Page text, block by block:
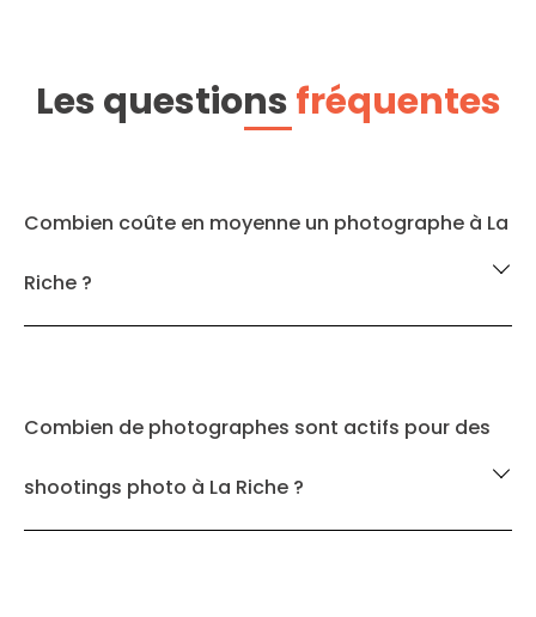
Les questionsfréquentes
Combien coûte en moyenne un photographe à La
Riche ?
Combien de photographes sont actifs pour des
shootings photo à La Riche ?